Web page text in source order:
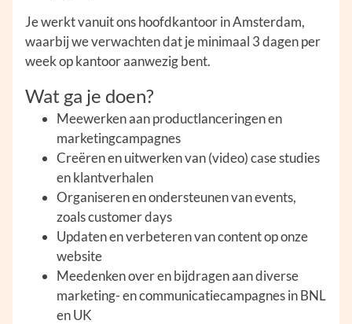
Je werkt vanuit ons hoofdkantoor in Amsterdam,
waarbij we verwachten dat je minimaal 3 dagen per
week op kantoor aanwezig bent.
Wat ga je doen?
Meewerken aan productlanceringen en
marketingcampagnes
Creëren en uitwerken van (video) case studies
en klantverhalen
Organiseren en ondersteunen van events,
zoals customer days
Updaten en verbeteren van content op onze
website
Meedenken over en bijdragen aan diverse
marketing- en communicatiecampagnes in BNL
en UK